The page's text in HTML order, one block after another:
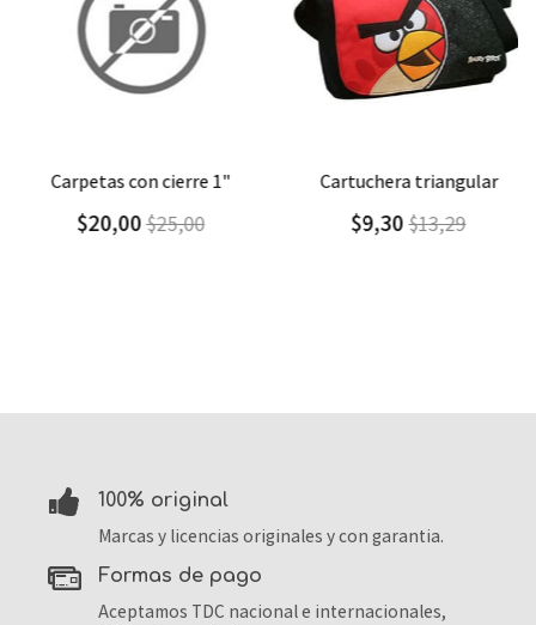
Agregar Detalle
carpetas con cierre 1"
$20,00$25,00
Agregar Detalle
cartuchera triangular
$9,30$13,29
100% original
Marcas y licencias originales y con garantia.
formas de pago
Aceptamos TDC nacional e internacionales,